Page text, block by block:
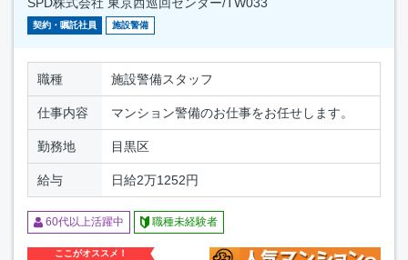
契約・嘱託社員 施設警備
職種 施設警備スタッフ
仕事内容 マンション警備のお仕事をお任せします。
勤務地 目黒区
給与 日給2万1252円
60代以上活躍中 職種未経験者
ここがオススメ！